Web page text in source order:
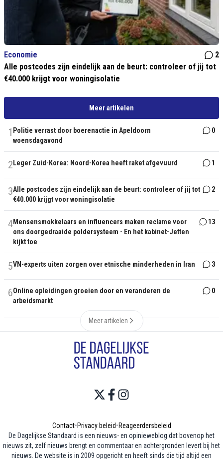
Economie
2
Alle postcodes zijn eindelijk aan de beurt: controleer of jij tot
€40.000 krijgt voor woningisolatie
Meer artikelen
1 Politie verrast door boerenactie in Apeldoorn
woensdagavond
0
2 Leger Zuid-Korea: Noord-Korea heeft raket afgevuurd 1
3Alle postcodes zijn eindelijk aan de beurt: controleer of jij tot
€40.000 krijgt voor woningisolatie
2
4Mensensmokkelaars en influencers maken reclame voor
ons doorgedraaide poldersysteem - En het kabinet-Jetten
kijkt toe
13
5VN-experts uiten zorgen over etnische minderheden in Iran 3
6Online opleidingen groeien door en veranderen de
arbeidsmarkt
0
Meer artikelen
Contact•Privacy beleid•Reageerdersbeleid
De Dagelijkse Standaard is een nieuws- en opinieweblog dat bovenop het
nieuws zit, zelf nieuws brengt en commentaar en achtergronden levert bij het
nieuws. De website is in 2009 opgericht en heeft sinds die tijd altijd een